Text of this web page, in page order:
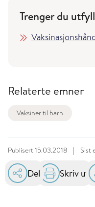
Trenger du
Relaterte emner
Vaksiner til barn
Publisert15.03.2018 | Sist
Del Skriv ut